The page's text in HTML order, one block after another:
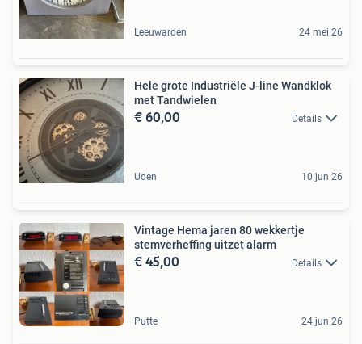
Leeuwarden 24 mei 26
Hele grote Industriële J-line Wandklok
met Tandwielen
€ 60,00 Details
Uden 10 jun 26
Vintage Hema jaren 80 wekkertje
stemverheffing uitzet alarm
€ 45,00 Details
Putte 24 jun 26